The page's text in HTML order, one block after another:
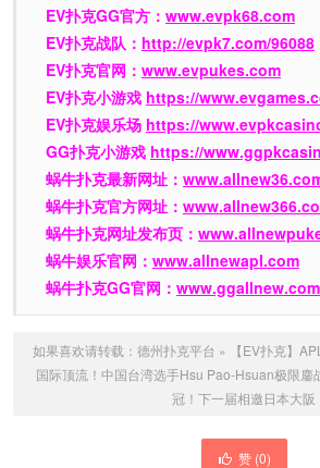
EV扑克GG官方： www.evpk68.com
EV扑克战队： http://evpk7.com/96088
EV扑克官网： www.evpukes.com
EV扑克小游戏 https://
EV扑克娱乐场 https://
GG扑克小游戏 https://
蜗牛扑克最新网址：
蜗牛扑克官方网址：
蜗牛扑克网址发布页：
蜗牛娱乐官网： www.allnewapl.com
蜗牛扑克GG官网： www.ggallnew.com
如果喜欢请转载： 德州扑克平台 »
【EV扑克】
国际顶流！中国台湾选手Hsu Pao-Hsuan极限鏖
冠！下一届相邀日本大阪
赞 (0)